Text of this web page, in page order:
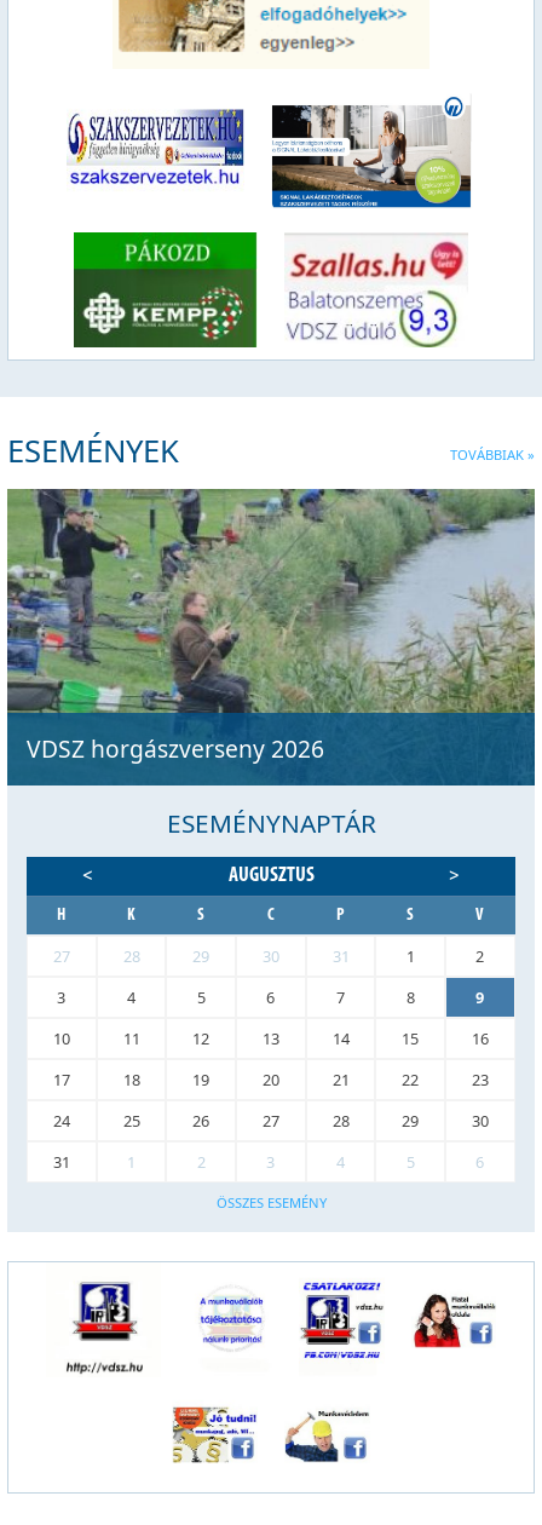
ESEMÉNYEK TOVÁBBIAK »
VDSZ horgászverseny 2026
ESEMÉNYNAPTÁR
< AUGUSZTUS >
H K S C P S V
27 28 29 30 31 1
2
3
4 5 6 7 8
9
10
11 12 13 14 15
16
17
18 19 20 21 22
23
24
25 26 27 28 29
30
31
1 2 3 4 5 6
ÖSSZES ESEMÉNY